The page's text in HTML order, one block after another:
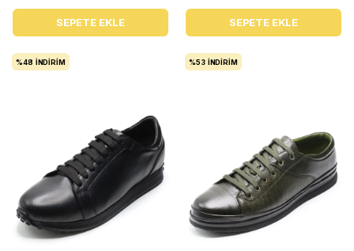
SEPETE EKLE SEPETE EKLE
%48 İNDIRIM %53 İNDIRIM